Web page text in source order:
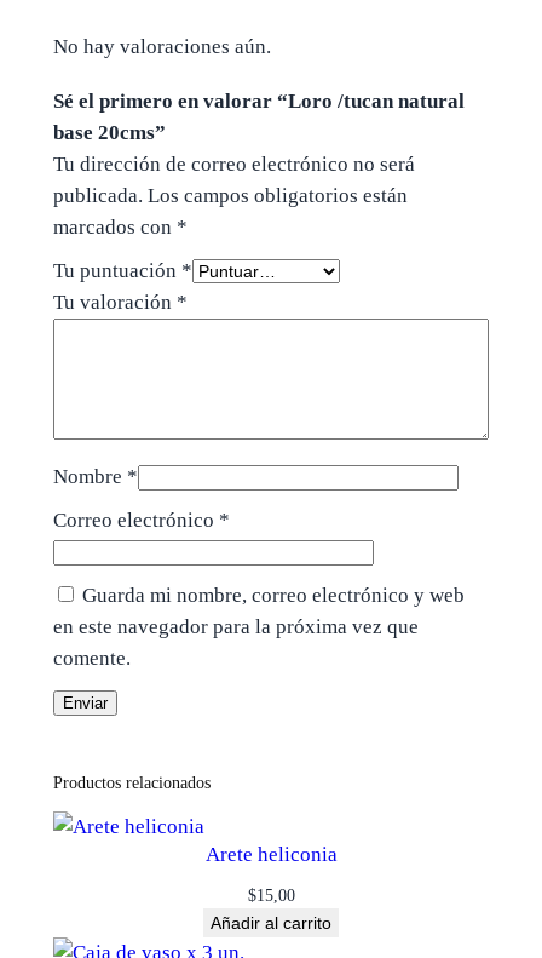
No hay valoraciones aún.
Sé el primero en valorar “Loro /tucan natural
base 20cms”
Tu dirección de correo electrónico no será
publicada. Los campos obligatorios están
marcados con *
Tu puntuación *
Tu valoración *
Nombre *
Correo electrónico *
Guarda mi nombre, correo electrónico y web
en este navegador para la próxima vez que
comente.
Productos relacionados
Arete heliconia
$15,00
Añadir al carrito